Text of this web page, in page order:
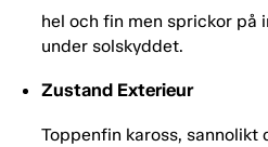
hel och fin men sprickor på
under solskyddet.
Zustand Exterieur
Toppenfin kaross, sannolikt